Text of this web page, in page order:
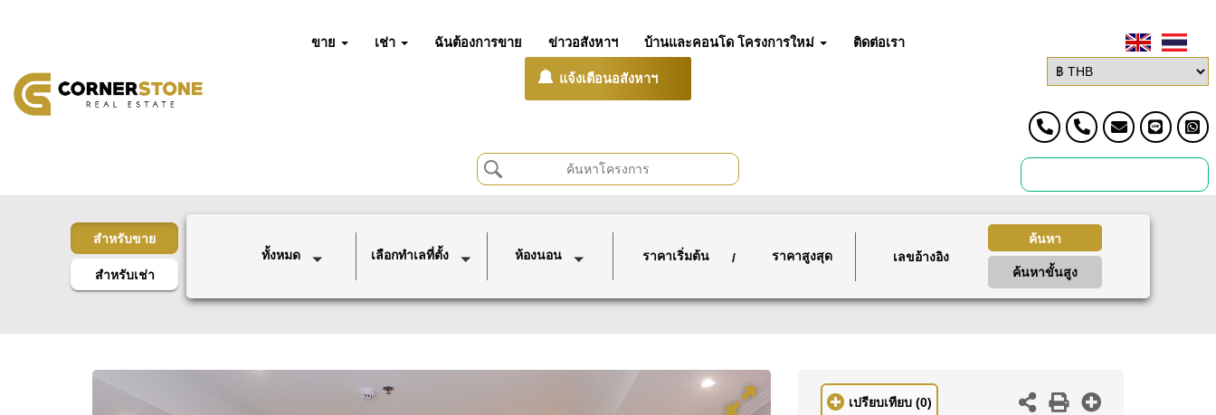
ขาย เช่า ฉันต้องการขาย ข่าวอสังหาฯ บ้านและคอนโด โครงการใหม่ ติดต่อเรา
แจ้งเตือนอสังหาฯ
สำหรับขาย
สำหรับเช่า
ทั้งหมด เลือกทำเลที่ตั้ง ห้องนอน ราคาเริ่มต้น / ราคาสูงสุด
ค้นหา
ค้นหาขั้นสูง
เปรียบเทียบ (0)